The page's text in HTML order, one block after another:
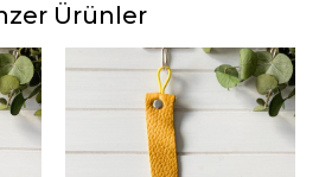
Ürünler